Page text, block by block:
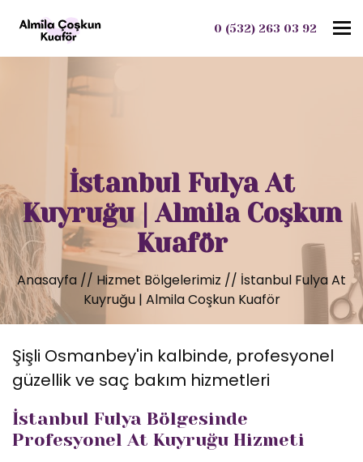
0 (532) 263 03 92
İstanbul Fulya At
Kuyruğu | Almila Coşkun
Kuaför
Anasayfa // Hizmet Bölgelerimiz // İstanbul Fulya At
Kuyruğu | Almila Coşkun Kuaför
Şişli Osmanbey'in kalbinde, profesyonel
güzellik ve saç bakım hizmetleri
İstanbul Fulya Bölgesinde
Profesyonel At Kuyruğu Hizmeti